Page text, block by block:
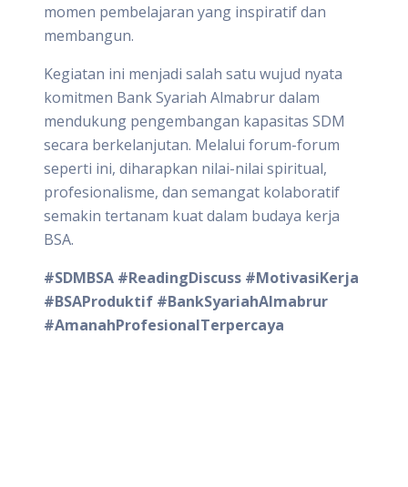
momen pembelajaran yang inspiratif dan
membangun.
Kegiatan ini menjadi salah satu wujud nyata
komitmen Bank Syariah Almabrur dalam
mendukung pengembangan kapasitas SDM
secara berkelanjutan. Melalui forum-forum
seperti ini, diharapkan nilai-nilai spiritual,
profesionalisme, dan semangat kolaboratif
semakin tertanam kuat dalam budaya kerja
BSA.
#SDMBSA #ReadingDiscuss #MotivasiKerja
#BSAProduktif #BankSyariahAlmabrur
#AmanahProfesionalTerpercaya